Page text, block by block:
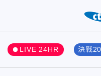
LIVE 24HR 決戰